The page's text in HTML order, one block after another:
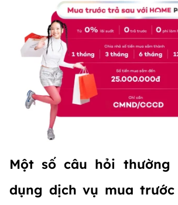
Một số câu hỏi thường
dụng dịch vụ mua